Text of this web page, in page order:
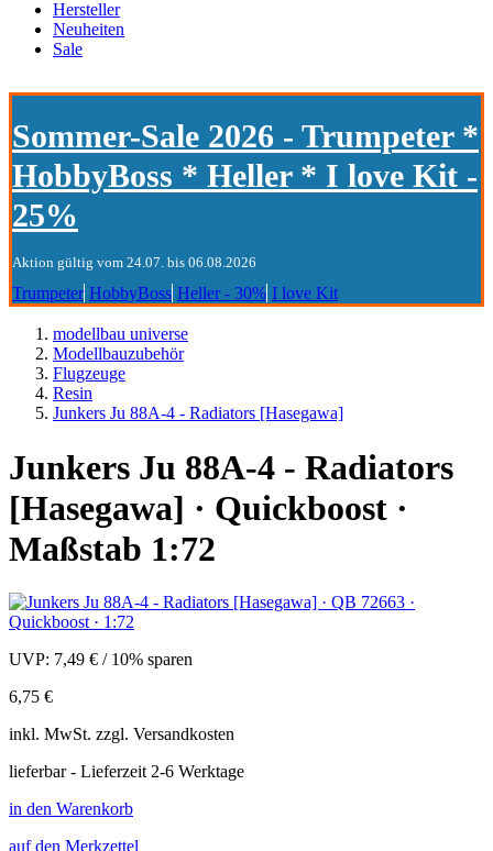
Hersteller
Neuheiten
Sale
Sommer-Sale 2026 - Trumpeter *
HobbyBoss * Heller * I love Kit -
25%
Aktion gültig vom 24.07. bis 06.08.2026
Trumpeter HobbyBoss Heller - 30% I love Kit
modellbau universe
Modellbauzubehör
Flugzeuge
Resin
Junkers Ju 88A-4 - Radiators [Hasegawa]
Junkers Ju 88A-4 - Radiators
[Hasegawa] · Quickboost ·
Maßstab 1:72
UVP: 7,49 € / 10% sparen
6,75 €
inkl. MwSt. zzgl. Versandkosten
lieferbar - Lieferzeit 2-6 Werktage
in den Warenkorb
auf den Merkzettel